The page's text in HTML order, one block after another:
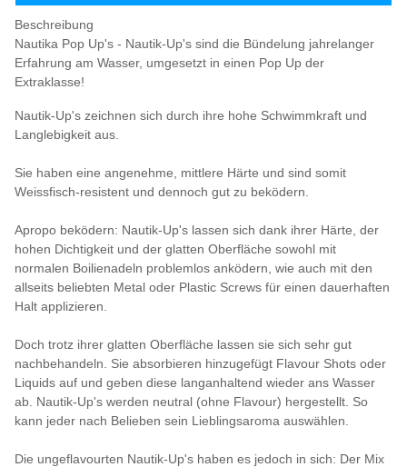
Beschreibung
Nautika Pop Up's - Nautik-Up's sind die Bündelung jahrelanger
Erfahrung am Wasser, umgesetzt in einen Pop Up der
Extraklasse!
Nautik-Up's zeichnen sich durch ihre hohe Schwimmkraft und
Langlebigkeit aus.
Sie haben eine angenehme, mittlere Härte und sind somit
Weissfisch-resistent und dennoch gut zu beködern.
Apropo beködern: Nautik-Up's lassen sich dank ihrer Härte, der
hohen Dichtigkeit und der glatten Oberfläche sowohl mit
normalen Boilienadeln problemlos anködern, wie auch mit den
allseits beliebten Metal oder Plastic Screws für einen dauerhaften
Halt applizieren.
Doch trotz ihrer glatten Oberfläche lassen sie sich sehr gut
nachbehandeln. Sie absorbieren hinzugefügt Flavour Shots oder
Liquids auf und geben diese langanhaltend wieder ans Wasser
ab. Nautik-Up's werden neutral (ohne Flavour) hergestellt. So
kann jeder nach Belieben sein Lieblingsaroma auswählen.
Die ungeflavourten Nautik-Up's haben es jedoch in sich: Der Mix